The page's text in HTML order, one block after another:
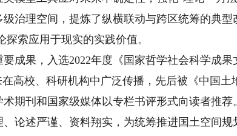
治理空间，提炼了纵横联动与跨区统筹的典
索应用于现实的实践价值。
果，入选2022年度《国家哲学社会科学成果
高校、科研机构中广泛传播，先后被《中国
期刊和国家级媒体以专栏书评形式向读者推荐。
述严谨、资料翔实，为统筹推进国土空间规